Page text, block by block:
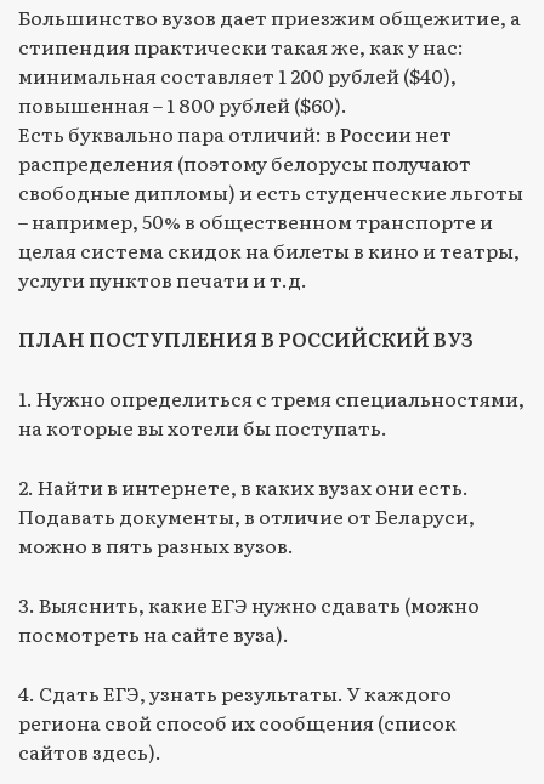
Большинство вузов дает приезжим общежитие, а
стипендия практически такая же, как у нас:
минимальная составляет 1 200 рублей ($40),
повышенная – 1 800 рублей ($60).
Есть буквально пара отличий: в России нет
распределения (поэтому белорусы получают
свободные дипломы) и есть студенческие льготы
– например, 50% в общественном транспорте и
целая система скидок на билеты в кино и театры,
услуги пунктов печати и т.д.
ПЛАН ПОСТУПЛЕНИЯ В РОССИЙСКИЙ ВУЗ
1. Нужно определиться с тремя специальностями,
на которые вы хотели бы поступать.
2. Найти в интернете, в каких вузах они есть.
Подавать документы, в отличие от Беларуси,
можно в пять разных вузов.
3. Выяснить, какие ЕГЭ нужно сдавать (можно
посмотреть на сайте вуза).
4. Сдать ЕГЭ, узнать результаты. У каждого
региона свой способ их сообщения (список
сайтов здесь).